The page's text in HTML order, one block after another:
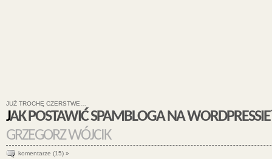
JUŻ TROCHĘ CZERSTWE…
JAK POSTAWIĆ SPAMBLOGA NA
GRZEGORZ WÓJCIK
komentarze (15) »